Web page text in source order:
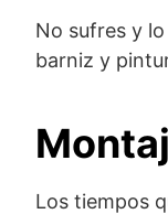
No sufres y
barniz y
Los tiempos